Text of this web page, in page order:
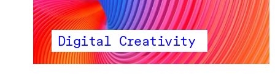
Digital Creativity